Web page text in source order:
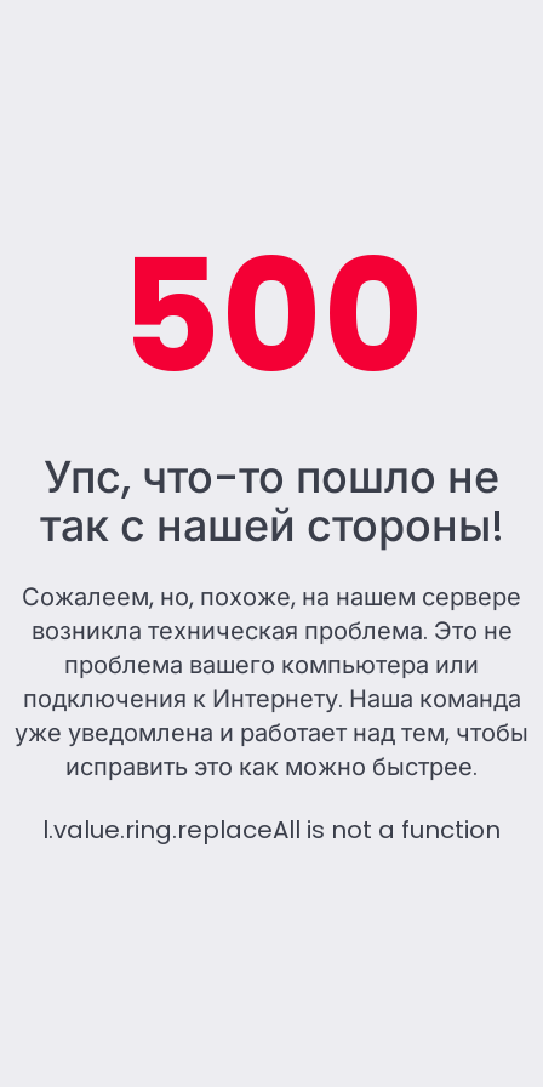
500
Упс, что-то пошло не
так с нашей стороны!
Сожалеем, но, похоже, на нашем сервере
возникла техническая проблема. Это не
проблема вашего компьютера или
подключения к Интернету. Наша команда
уже уведомлена и работает над тем, чтобы
исправить это как можно быстрее.
l.value.ring.replaceAll is not a function